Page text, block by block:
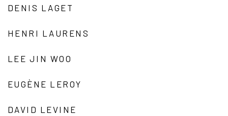
DENIS LAGET
HENRI LAURENS
LEE JIN WOO
EUGÈNE LEROY
DAVID LEVINE